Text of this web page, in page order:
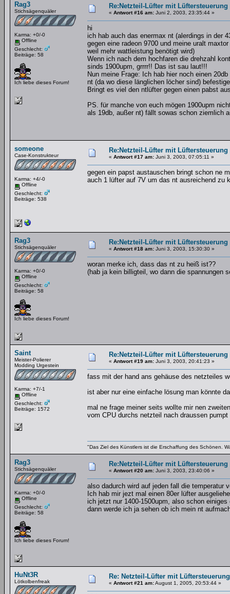
Rag3
Stichsägenquäler
Karma: +0/-0
Offline
Geschlecht:
Beiträge: 58
Ich liebe dieses Forum!
Re:Netzteil-Lüfter mit
« Antwort #16 am: Juni 2, 2003, 23:35:44 »
hi
ich hab auch das enermax nt (alerdings in der
gegen eine radeon 9700 und meine uralt
weil mehr wattleistung benötigt wird)
Wenn ich nach dem hochfaren die drehzahl
sinds 1900upm, grrrr!! Das ist sau laut!!!
Nun meine Frage: Ich hab hier noch einen
nt (da wo diese länglichen löcher sind)
Bringt es viel den ntlüfter gegen einen pabst
PS. für manche von euch mögen 1900upm
als 19db, außer nt) fällt sowas schon ziemlich
someone
Case-Konstrukteur
Karma: +4/-0
Offline
Geschlecht:
Beiträge: 538
Re:Netzteil-Lüfter mit
« Antwort #17 am: Juni 3, 2003, 07:05:11 »
gegen ein papst austauschen bringt schon ne
auch 1 lüfter auf 7V um das nt ausreichend zu
Rag3
Stichsägenquäler
Karma: +0/-0
Offline
Geschlecht:
Beiträge: 58
Ich liebe dieses Forum!
Re:Netzteil-Lüfter mit
« Antwort #18 am: Juni 3, 2003, 15:30:30 »
woran merke ich, dass das nt zu heiß ist??
(hab ja kein billigteil, wo dann die spannungen
Saint
Meister-Polierer
Modding Urgestein
Karma: +7/-1
Offline
Geschlecht:
Beiträge: 1572
Re:Netzteil-Lüfter mit
« Antwort #19 am: Juni 3, 2003, 20:41:23 »
fass mit der hand ans gehäuse des netzteiles
ist aber nur eine einfache lösung man könnte
mal ne frage meiner seits wollte mir nen
vom CPU durchs netzteil nach draussen
"Das Ziel des Künstlers ist die Erschaffung des Schönen.
Rag3
Stichsägenquäler
Karma: +0/-0
Offline
Geschlecht:
Beiträge: 58
Ich liebe dieses Forum!
Re:Netzteil-Lüfter mit
« Antwort #20 am: Juni 3, 2003, 23:40:06 »
also dadurch wird auf jeden fall die temperatur
Ich hab mir jezt mal einen 80er lüfter
ich jetzt nur 1400-1500upm, also schon
dann werde ich ja sehen ob ich mein nt
HuNt3R
Lötkolbenfreak
Re: Netzteil-Lüfter mit
« Antwort #21 am:August 1, 2005, 20:53:44 »